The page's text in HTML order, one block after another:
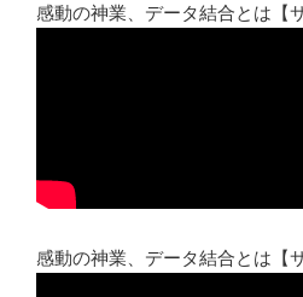
感動の神業、データ結合とは【
感動の神業、データ結合とは【